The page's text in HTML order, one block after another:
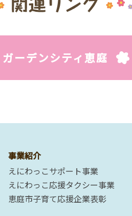
ガーデンシティ恵庭
事業紹介
えにわっこサポート事業
えにわっこ応援タクシー事業
恵庭市子育て応援企業表彰